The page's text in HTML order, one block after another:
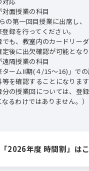
面授業の科目
一回目授業に出席し、
録を行ってください。
、教室内のカードリーダ
後に出欠確認が可能となり
隔授業の科目
Ⅱ期(４/15～16)」での
を確認することになります
授業回については、登録
るわけではありません。）
「2026年度 時間割」は